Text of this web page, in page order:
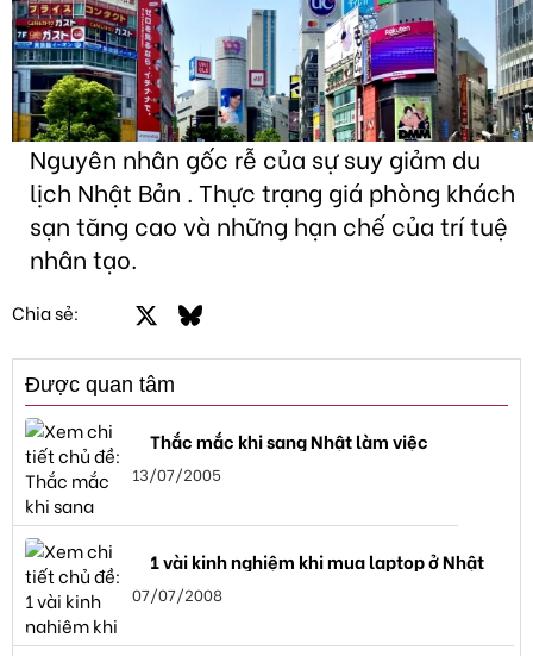
Nguyên nhân gốc rễ của sự suy giảm du
lịch Nhật Bản . Thực trạng giá phòng khách
sạn tăng cao và những hạn chế của trí tuệ
nhân tạo.
Chia sẻ: FacebookBluesky
Được quan tâm
Thắc mắc khi sang Nhật làm việc
13/07/2005
1 vài kinh nghiệm khi mua laptop ở Nhật
07/07/2008